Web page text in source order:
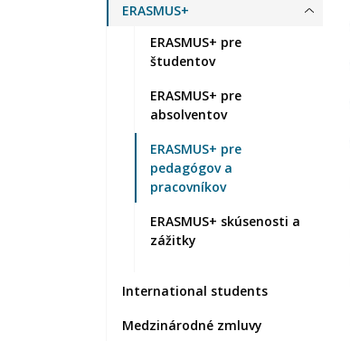
ERASMUS+
ERASMUS+ pre
študentov
ERASMUS+ pre
absolventov
ERASMUS+ pre
pedagógov a
pracovníkov
ERASMUS+ skúsenosti a
zážitky
International students
Medzinárodné zmluvy